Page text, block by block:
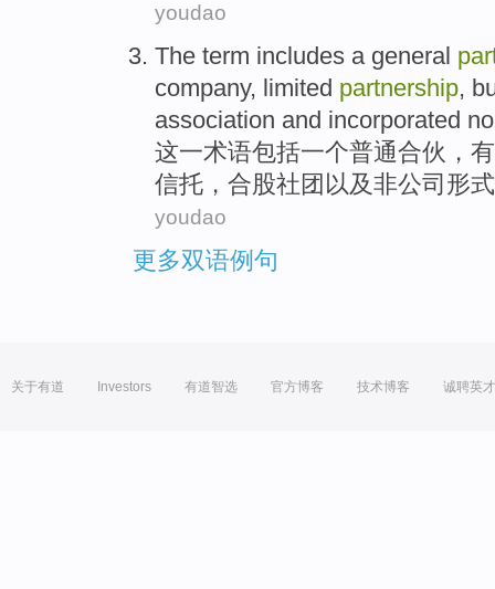
youdao
The term includes a general
company, limited partnership,
association and incorporated
这一术语包括一个普通合伙 ，
信托 ， 合股社团 以及非公司形
youdao
更多双语例句
关于有道 Investors 有道智选 官方博客 技术博客 诚聘英才